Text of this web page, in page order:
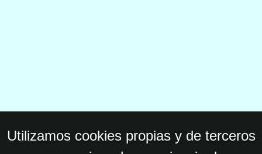
Utilizamos cookies propias y de terceros